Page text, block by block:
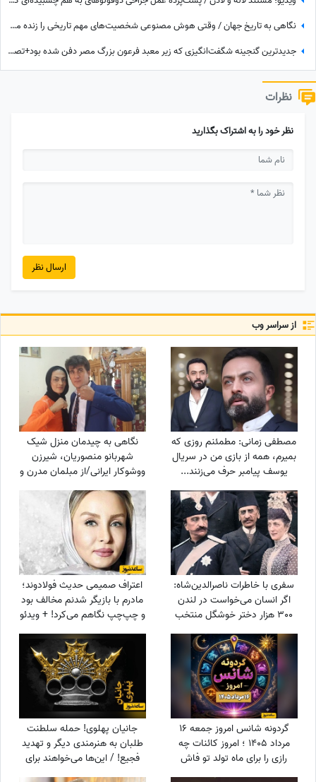
نگاهی به تاریخ جهان / وقتی هوش مصنوعی شخصیت‌های مهم تاریخی را زنده می‌کند؛ از ملکه نفرتیتی و ویکتوریا تا اسکندر مقدونی و چنگیزخان + ویدئو
جدیدترین گنجینه شگفت‌انگیزی که زیر معبد فرعون بزرگ مصر دفن شده بود+تصاویر/ معبد فراعنه بعد از هر اکتشاف حیرت‌انگیزتر میشه
نظرات
نظر خود را به اشتراک بگذارید
ارسال نظر
از سراسر وب
مصطفی زمانی: مطمئنم روزی که
بمیرم، همه از بازی من در سریال
یوسف پیامبر حرف می‌زنند...
+ویدیو
نگاهی به چیدمان منزل شیک
شهربانو منصوریان، شیرزن
ووشوکار ایرانی/از مبلمان مدرن و
پرده اعیانی تا فرش آبی فیروزه‌ای
سفری با خاطرات ناصرالدین‌شاه:
اگر انسان می‌خواست در لندن
300 هزار دختر خوشگل منتخب
می‌کرد، خیلی اوضاع غریبی بود/
خیلی خیلی تماشا کردیم
اعتراف صمیمی حدیث فولادوند؛
مادرم با بازیگر شدنم مخالف بود
و چپ‌چپ نگاهم می‌کرد! + ویدئو
گردونه شانس امروز جمعه 16
مرداد 1405 ؛ امروز کائنات چه
رازی را برای ماه تولد تو فاش
کرده؟
جانیان پهلوی! حمله سلطنت
طلبان به هنرمندی دیگر و تهدید
فجیع! / این‌ها می‌خواهند برای
ایران آزادی بیاورند؟!